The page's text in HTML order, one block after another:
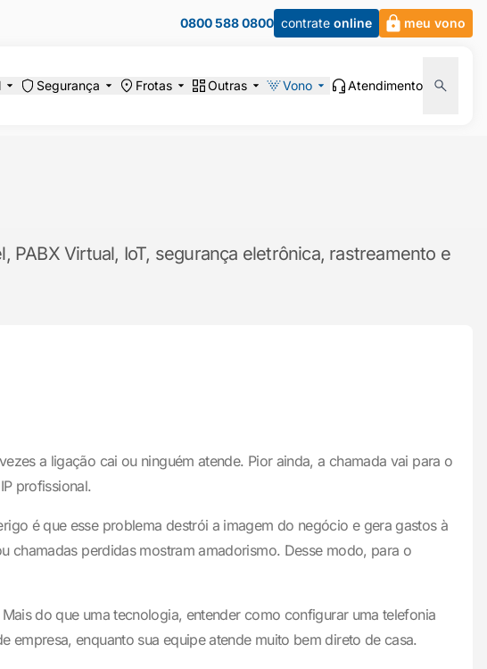
0800 588 0800 contrate online meu vono
Segurança Frotas Outras Vono Atendimento
PABX Virtual, IoT, segurança eletrônica, rastreamento e
a ligação cai ou ninguém atende. Pior ainda, a chamada vai para o
profissional.
é que esse problema destrói a imagem do negócio e gera gastos à
chamadas perdidas mostram amadorismo. Desse modo, para o
do que uma tecnologia, entender como configurar uma telefonia
empresa, enquanto sua equipe atende muito bem direto de casa.